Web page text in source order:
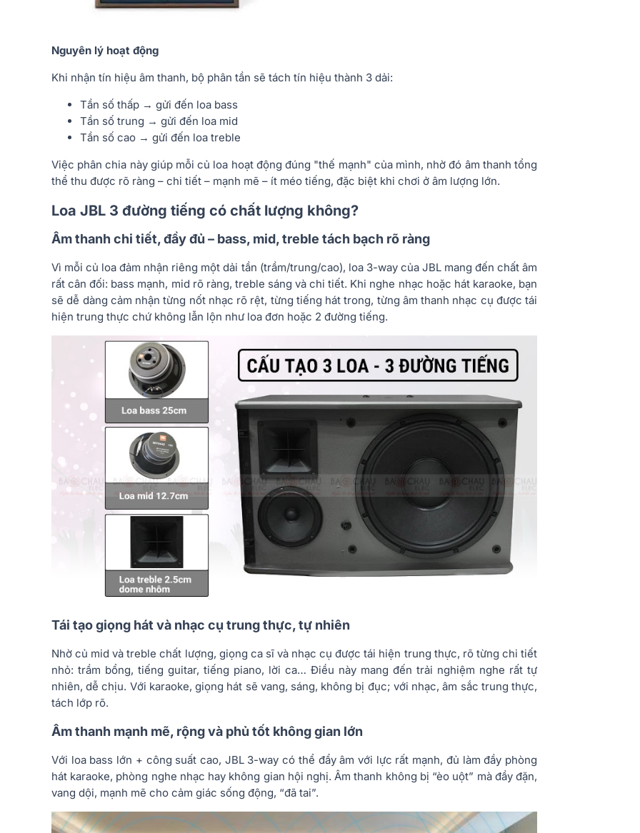
Nguyên lý hoạt động
Khi nhận tín hiệu âm thanh, bộ phân tần sẽ tách tín hiệu thành 3 dải:
Tần số thấp → gửi đến loa bass
Tần số trung → gửi đến loa mid
Tần số cao → gửi đến loa treble
Việc phân chia này giúp mỗi củ loa hoạt động đúng "thế mạnh" của mình, nhờ đó âm thanh tổng
thể thu được rõ ràng – chi tiết – mạnh mẽ – ít méo tiếng, đặc biệt khi chơi ở âm lượng lớn.
Loa JBL 3 đường tiếng có chất lượng không?
Âm thanh chi tiết, đầy đủ – bass, mid, treble tách bạch rõ ràng
Vì mỗi củ loa đảm nhận riêng một dải tần (trầm/trung/cao), loa 3-way của JBL mang đến chất âm
rất cân đối: bass mạnh, mid rõ ràng, treble sáng và chi tiết. Khi nghe nhạc hoặc hát karaoke, bạn
sẽ dễ dàng cảm nhận từng nốt nhạc rõ rệt, từng tiếng hát trong, từng âm thanh nhạc cụ được tái
hiện trung thực chứ không lẫn lộn như loa đơn hoặc 2 đường tiếng.
Tái tạo giọng hát và nhạc cụ trung thực, tự nhiên
Nhờ củ mid và treble chất lượng, giọng ca sĩ và nhạc cụ được tái hiện trung thực, rõ từng chi tiết
nhỏ: trầm bổng, tiếng guitar, tiếng piano, lời ca… Điều này mang đến trải nghiệm nghe rất tự
nhiên, dễ chịu. Với karaoke, giọng hát sẽ vang, sáng, không bị đục; với nhạc, âm sắc trung thực,
tách lớp rõ.
Âm thanh mạnh mẽ, rộng và phủ tốt không gian lớn
Với loa bass lớn + công suất cao, JBL 3-way có thể đẩy âm với lực rất mạnh, đủ làm đầy phòng
hát karaoke, phòng nghe nhạc hay không gian hội nghị. Âm thanh không bị “èo uột” mà đầy đặn,
vang dội, mạnh mẽ cho cảm giác sống động, “đã tai”.